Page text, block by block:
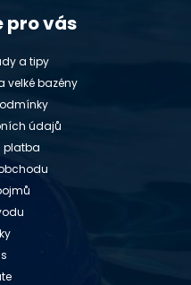
pro vás
a tipy
velké bazény
údajů
platba